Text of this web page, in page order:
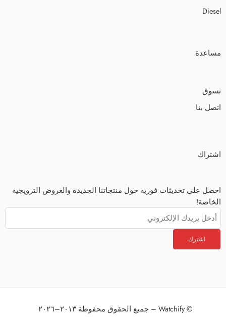
Diesel
مساعدة
تسوق
اتصل بنا
اشتراك
احصل على تحديثات فورية حول منتجاتنا الجديدة والعروض الترويجية
الخاصة!
© Watchify – جميع الحقوق محفوظة ٢٠١٣–٢٠٢٦